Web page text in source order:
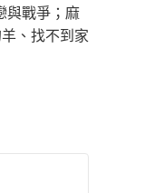
與戰爭；麻
、找不到家